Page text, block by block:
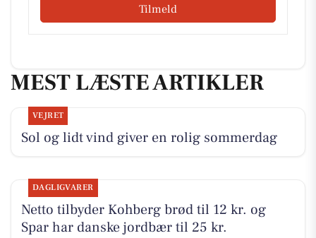
Tilmeld
MEST LÆSTE ARTIKLER
VEJRET
Sol og lidt vind giver en rolig sommerdag
DAGLIGVARER
Netto tilbyder Kohberg brød til 12 kr. og
Spar har danske jordbær til 25 kr.